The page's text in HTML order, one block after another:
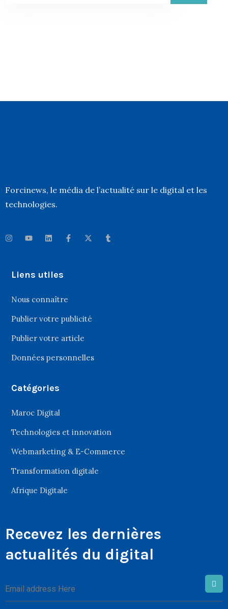
Forcinews, le média de l’actualité sur le digital et les
technologies.
Liens utiles
Nous connaître
Publier votre publicité
Publier votre article
Données personnelles
Catégories
Maroc Digital
Technologies et innovation
Webmarketing & E-Commerce
Transformation digitale
Afrique Digitale
Recevez les dernières
actualités du digital